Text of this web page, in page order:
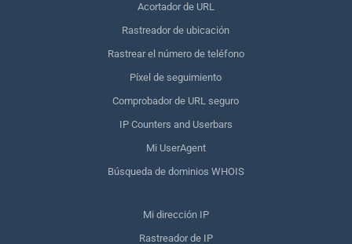
Acortador de URL
Rastreador de ubicación
Rastrear el número de teléfono
Píxel de seguimiento
Comprobador de URL seguro
IP Counters and Userbars
Mi UserAgent
Búsqueda de dominios WHOIS
Mi dirección IP
Rastreador de IP